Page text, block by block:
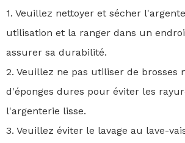
1. Veuillez nettoyer et sécher
utilisation et la ranger dans un
assurer sa durabilité.
2. Veuillez ne pas utiliser de brosses
d'éponges dures pour éviter les
l'argenterie lisse.
3. Veuillez éviter le lavage au lave-